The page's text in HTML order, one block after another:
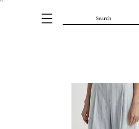
``​